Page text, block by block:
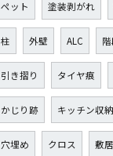
ペット 塗装剥がれ
柱 外壁 ALC
引き摺り タイヤ痕
かじり跡 キッチン収
穴埋め クロス 敷